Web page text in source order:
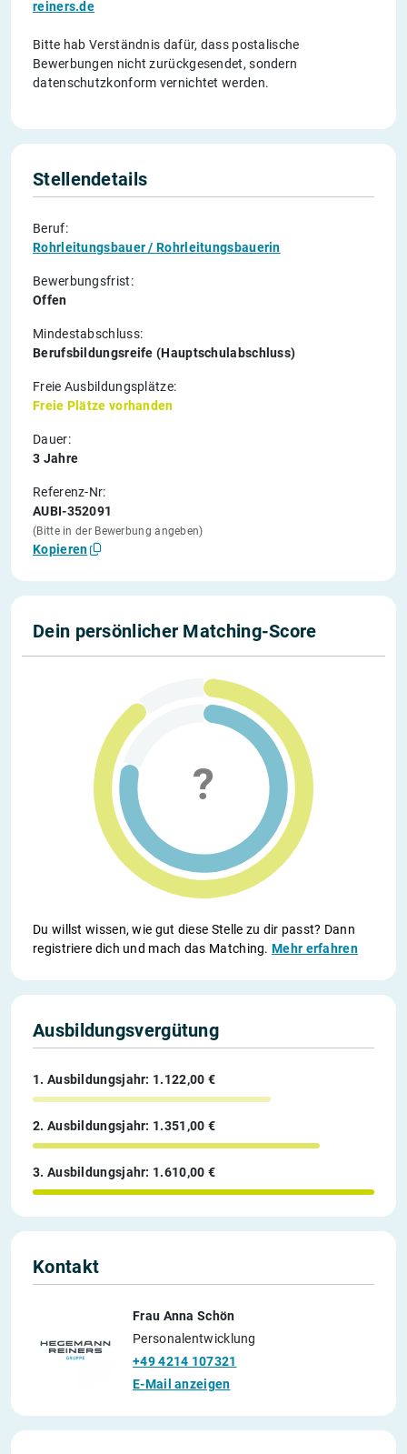
reiners.de
Bitte hab Verständnis dafür, dass postalische
Bewerbungen nicht zurückgesendet, sondern
datenschutzkonform vernichtet werden.
Stellendetails
Beruf:
Rohrleitungsbauer / Rohrleitungsbauerin
Bewerbungsfrist:
Offen
Mindestabschluss:
Berufsbildungsreife (Hauptschulabschluss)
Freie Ausbildungsplätze:
Freie Plätze vorhanden
Dauer:
3 Jahre
Referenz-Nr:
AUBI-352091
(Bitte in der Bewerbung angeben)
Kopieren
Dein persönlicher Matching-Score
Du willst wissen, wie gut diese Stelle zu dir passt? Dann
registriere dich und mach das Matching.Mehr erfahren
Ausbildungsvergütung
1. Ausbildungsjahr: 1.122,00 €
2. Ausbildungsjahr: 1.351,00 €
3. Ausbildungsjahr: 1.610,00 €
Kontakt
Frau Anna Schön
Personalentwicklung
+49 4214 107321
E-Mail anzeigen